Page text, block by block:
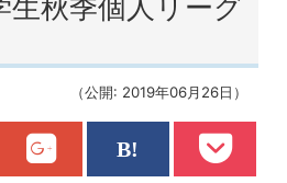
生秋季個人リーグ
（公開: 2019年06月26日）